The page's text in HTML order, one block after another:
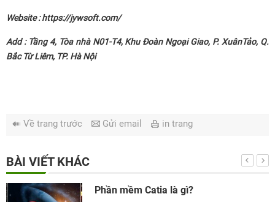
Website : https://jywsoft.com/
Add : Tầng 4, Tòa nhà N01-T4, Khu Đoàn Ngoại Giao, P. XuânTảo, Q.
Bắc Từ Liêm, TP. Hà Nội
Về trang trước Gửi email in trang
BÀI VIẾT KHÁC
Phần mềm Catia là gì?